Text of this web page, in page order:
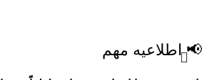
📢 اطلاعیه مهم